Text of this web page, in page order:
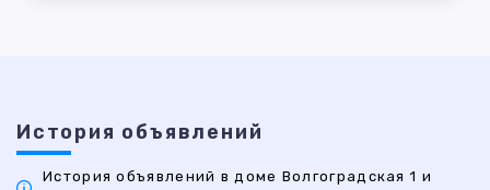
История объявлений
История объявлений в доме Волгоградская 1 и